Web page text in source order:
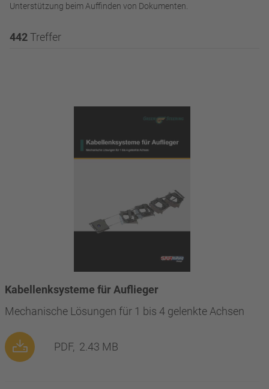
Unterstützung beim Auffinden von Dokumenten.
442Treffer
Kabellenksysteme für Auflieger
Mechanische Lösungen für 1 bis 4 gelenkte Achsen
PDF, 2.43 MB